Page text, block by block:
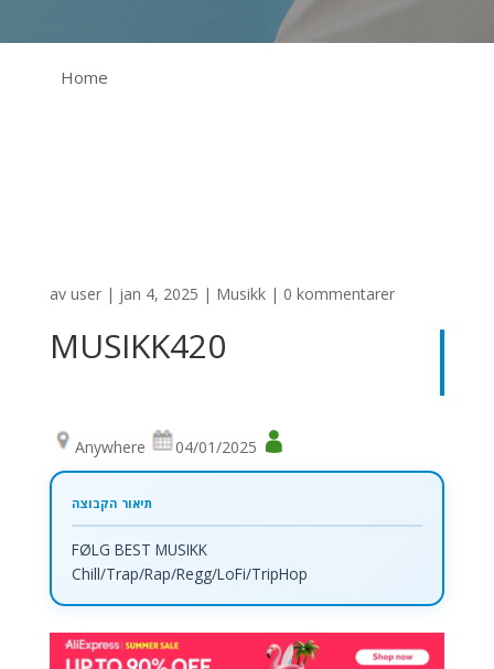
Home
av user| jan 4, 2025 | Musikk| 0 kommentarer
MUSIKK420
Anywhere 04/01/2025
FØLG BEST MUSIKK
Chill/Trap/Rap/Regg/LoFi/TripHop